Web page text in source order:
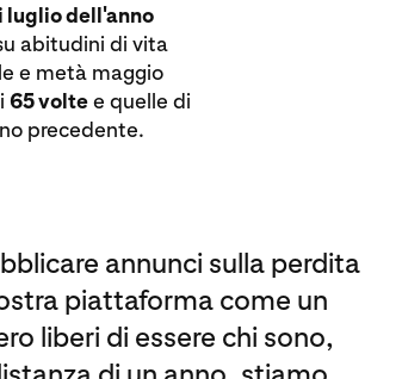
luglio dell'anno
abitudini di vita
e metà maggio
65 voltee quelle di
precedente.
annunci sulla perdita
piattaforma come un
liberi di essere chi sono,